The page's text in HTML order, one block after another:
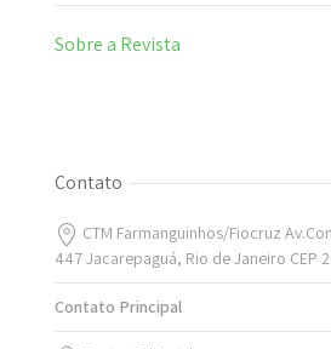
Sobre a Revista
Contato
CTM Farmanguinhos/Fiocruz
447 Jacarepaguá, Rio de Janeiro CEP
Contato Principal